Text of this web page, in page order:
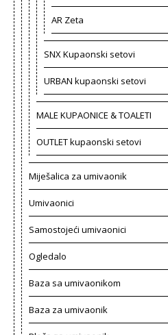
AR Zeta
SNX Kupaonski setovi
URBAN kupaonski setovi
MALE KUPAONICE & TOALETI
OUTLET kupaonski setovi
Miješalica za umivaonik
Umivaonici
Samostojeći umivaonici
Ogledalo
Baza sa umivaonikom
Baza za umivaonik